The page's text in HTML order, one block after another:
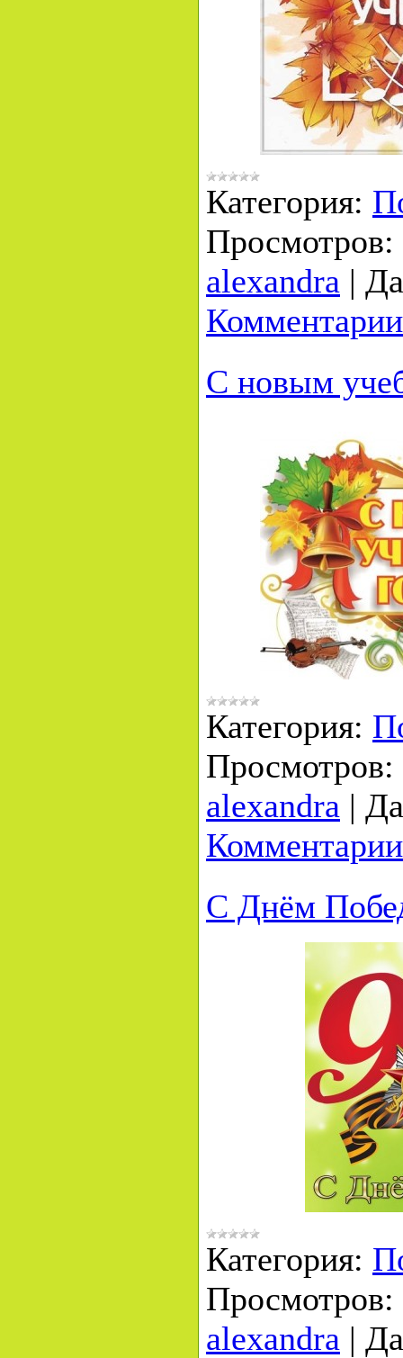
Категория:
Просмотров:
alexandra |
С новым
Категория:
Просмотров:
alexandra |
С Днём
Категория:
Просмотров:
alexandra |